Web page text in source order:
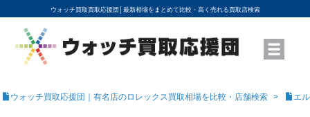
ウォッチ買取買取応援団│ 最新相場をまとめて比較・高く売れる買取店検索
YouTubeで動画を公開中
ROLEXモデル名から買取相場を調べる
高級時計ブランド名から買取相場を調べる
地域から買取店を探す
店舗名から買取店を探す
ブランド時計を高く売る方法
買取査定を依頼する
ウォッチ買取応援団｜有名店のロレックス買取相場を比較・店舗検索 エ